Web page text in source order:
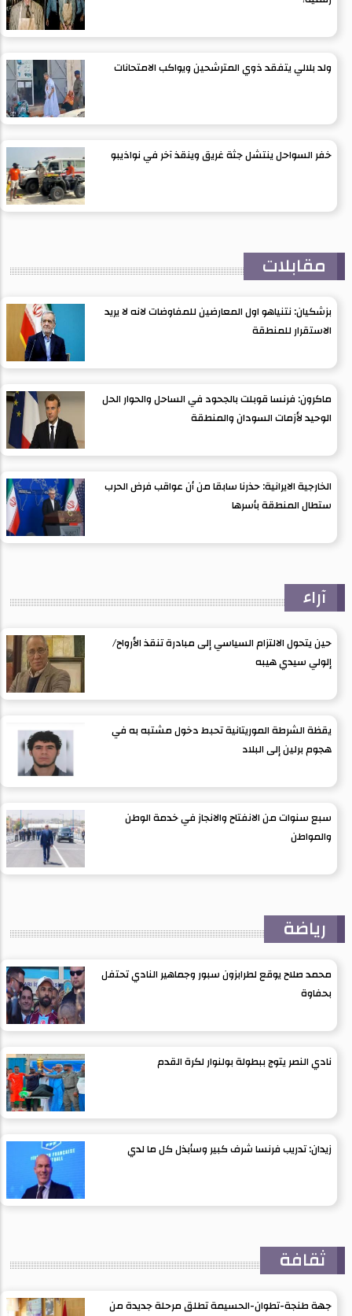
ولد بلالي يتفقد ذوي المترشحين ويواكب الامتحانات
خفر السواحل ينتشل جثة غريق وينقذ آخر في نواذيبو
مقابلات
بزشكيان: نتنياهو اول المعارضين للمفاوضات لانه لا يريد
الاستقرار للمنطقة
ماكرون: فرنسا قوبلت بالجحود في الساحل والحوار الحل
الوحيد لأزمات السودان والمنطقة
الخارجية الايرانية: حذرنا سابقا من أن عواقب فرض الحرب
ستطال المنطقة بأسرها
آراء
حين يتحول الالتزام السياسي إلى مبادرة تنقذ الأرواح/
إلولي سيدي هيبه
يقظة الشرطة الموريتانية تحبط دخول مشتبه به في
هجوم برلين إلى البلاد
سبع سنوات من الانفتاح والانجاز في خدمة الوطن
والمواطن
رياضة
محمد صلاح يوقع لطرابزون سبور وجماهير النادي تحتفل
بحفاوة
نادي النصر يتوج ببطولة بولنوار لكرة القدم
زيدان: تدريب فرنسا شرف كبير وسأبذل كل ما لدي
ثقافة
جهة طنجة-تطوان-الحسيمة تطلق مرحلة جديدة من